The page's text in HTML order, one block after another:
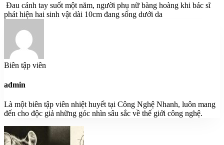
Đau cánh tay suốt một năm, người phụ nữ bàng hoàng khi bác sĩ
phát hiện hai sinh vật dài 10cm đang sống dưới da
Biên tập viên
admin
Là một biên tập viên nhiệt huyết tại Công Nghệ Nhanh, luôn mang
đến cho độc giả những góc nhìn sâu sắc về thế giới công nghệ.